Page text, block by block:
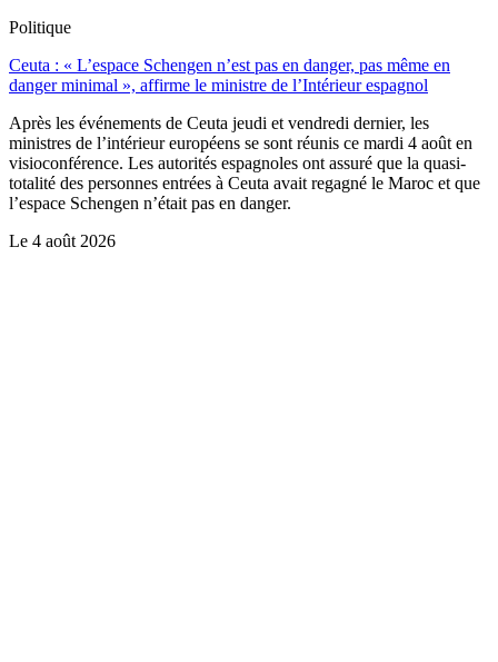
Politique
Ceuta : « L’espace Schengen n’est pas en danger, pas même en
danger minimal », affirme le ministre de l’Intérieur espagnol
Après les événements de Ceuta jeudi et vendredi dernier, les
ministres de l’intérieur européens se sont réunis ce mardi 4 août en
visioconférence. Les autorités espagnoles ont assuré que la quasi-
totalité des personnes entrées à Ceuta avait regagné le Maroc et que
l’espace Schengen n’était pas en danger.
Le 4 août 2026